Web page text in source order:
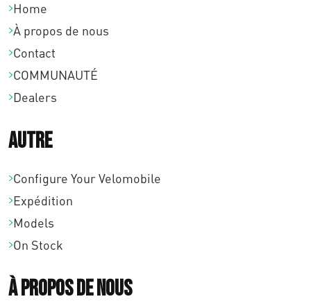
Home
À propos de nous
Contact
COMMUNAUTÉ
Dealers
Autre
Configure Your Velomobile
Expédition
Models
On Stock
À propos de nous